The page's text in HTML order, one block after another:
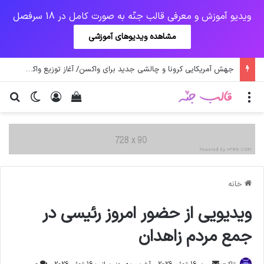
ویدیو آموزش و معرفی قالب جنّه به صورت کامل در 18 سرفصل
مشاهده ویدیوهای آموزشی
یک‌چهارم مرگ‌های روزانه کرونا در خوزستان / نگرانی از گسترش ویروس انگلیسی در تهران
تغییر ورود
دیدن سبد خرید منو
خانه
ویدیویی از حضور امروز رئیسی در
جمع مردم زاهدان